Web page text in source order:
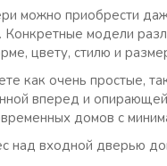
можно приобрести
Конкретные модели
цвету, стилю и
как очень простые,
вперед и
домов с